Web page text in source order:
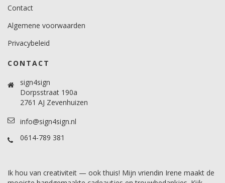
Contact
Algemene voorwaarden
Privacybeleid
CONTACT
sign4sign
Dorpsstraat 190a
2761 AJ Zevenhuizen
info@sign4sign.nl
0614-789 381
Ik hou van creativiteit — ook thuis! Mijn vriendin Irene maakt de